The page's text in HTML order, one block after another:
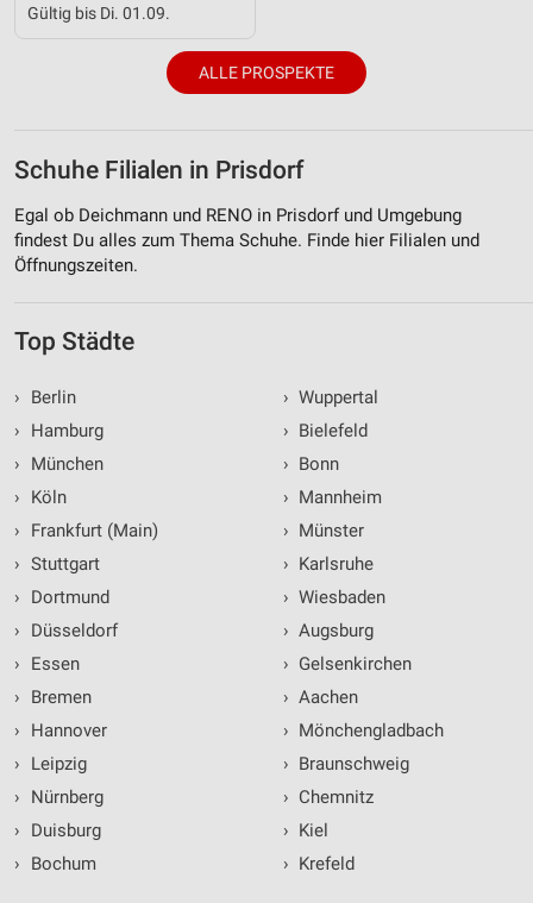
Gültig bis Di. 01.09.
ALLE PROSPEKTE
Schuhe Filialen in Prisdorf
Egal ob Deichmann und RENO in Prisdorf und Umgebung
findest Du alles zum Thema Schuhe. Finde hier Filialen und
Öffnungszeiten.
Top Städte
›
Berlin
›
Hamburg
›
München
›
Köln
›
Frankfurt (Main)
› Stuttgart
›
Dortmund
›
Düsseldorf
›
Essen
›
Bremen
›
Hannover
›
Leipzig
›
Nürnberg
›
Duisburg
›
Bochum
› Wuppertal
› Bielefeld
› Bonn
› Mannheim
› Münster
› Karlsruhe
› Wiesbaden
› Augsburg
› Gelsenkirchen
› Aachen
› Mönchengladbach
› Braunschweig
› Chemnitz
› Kiel
› Krefeld